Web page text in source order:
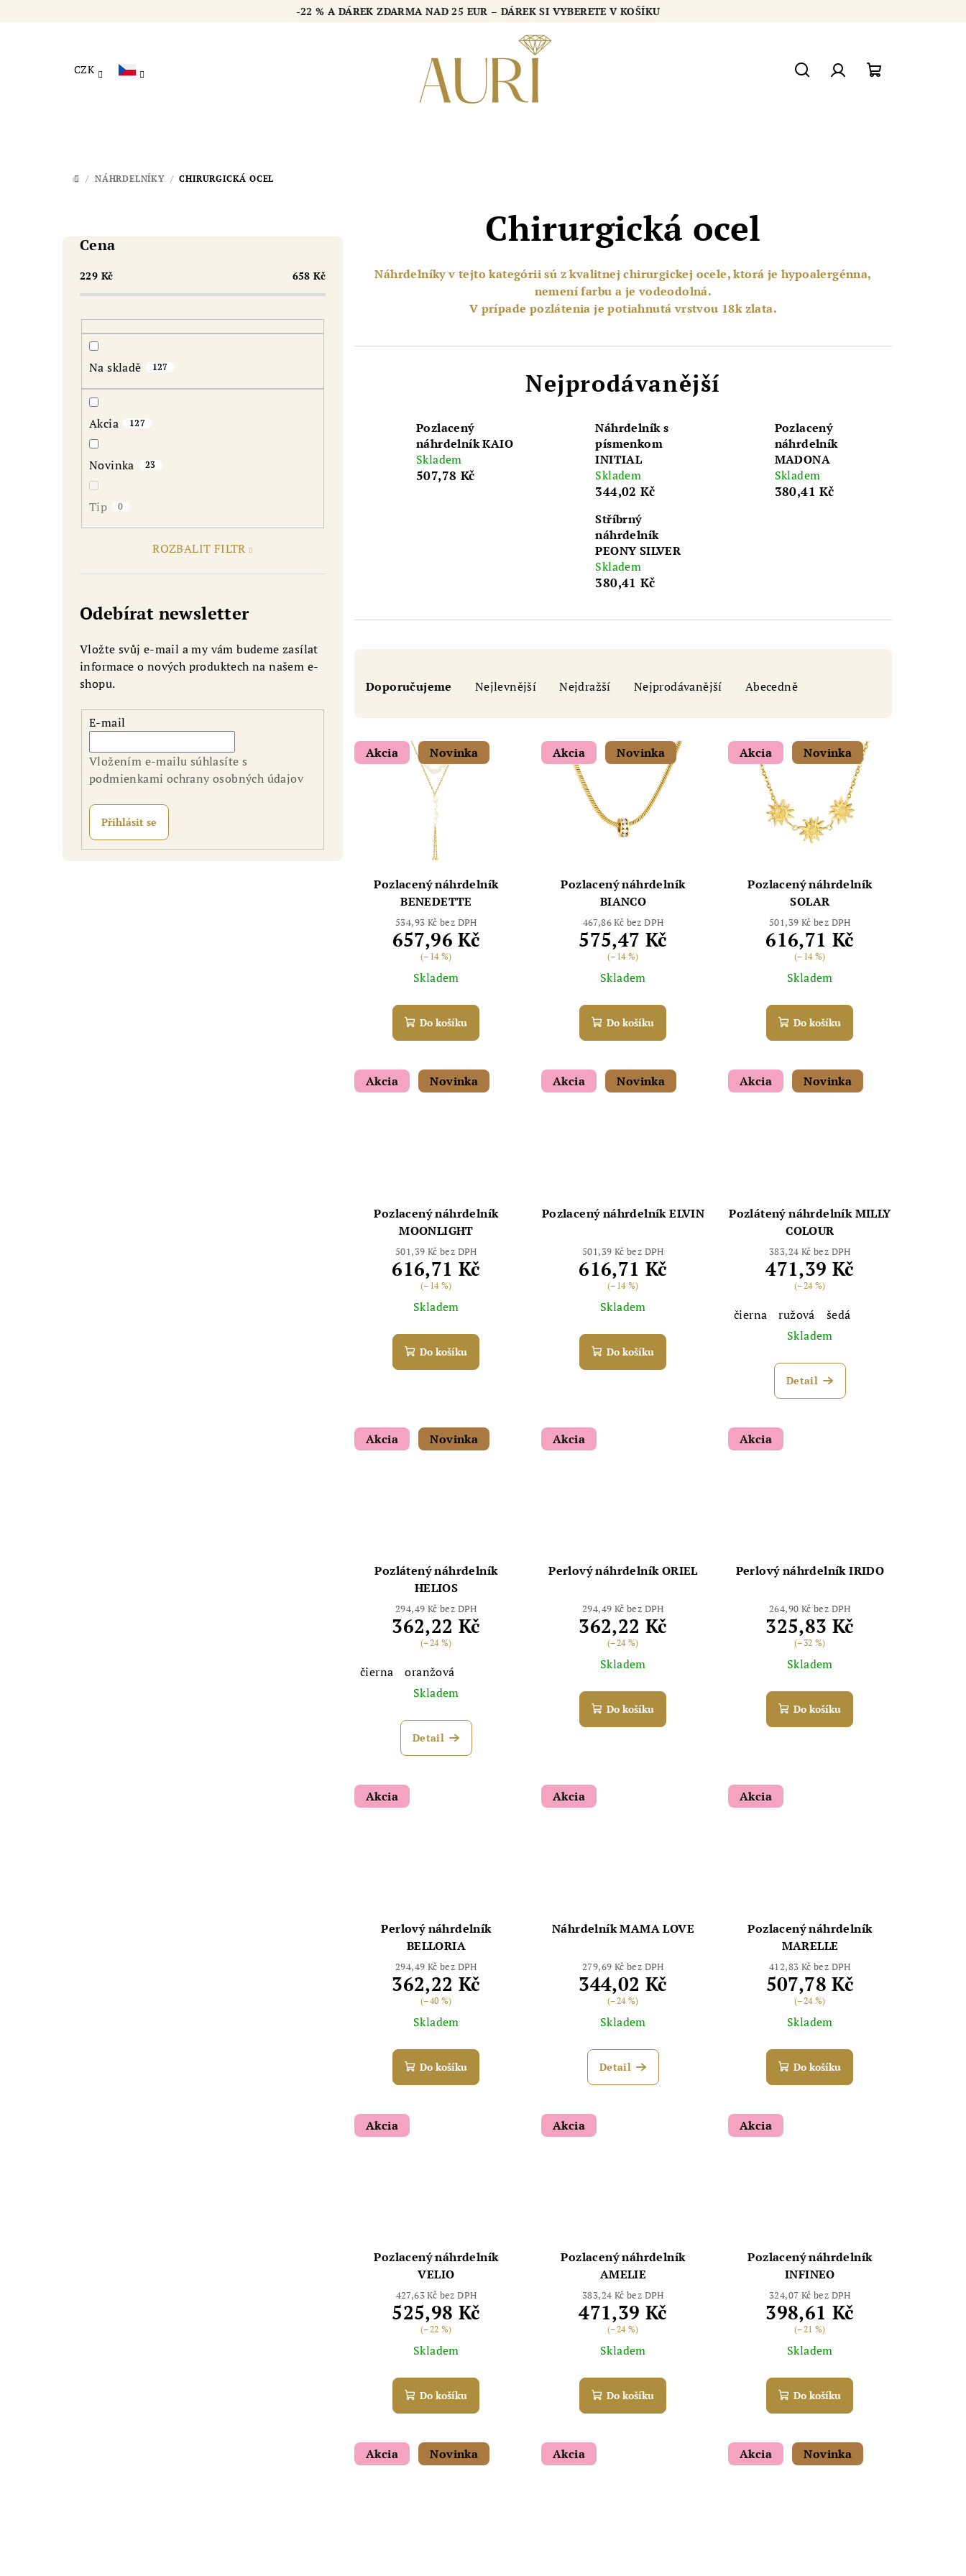
-22 % A DÁREK ZDARMA NAD 25 EUR – DÁREK SI VYBERETE V KOŠÍKU
CZK
DOMŮ
/ NÁHRDELNÍKY / CHIRURGICKÁ OCEL
Cena
229 Kč 658 Kč
Na skladě 127
Akcia 127
Novinka 23
Tip 0
ROZBALIT FILTR
Odebírat newsletter
Vložte svůj e-mail a my vám budeme zasílat
informace o nových produktech na našem e-
shopu.
E-mail
Vložením e-mailu súhlasíte s
podmienkami ochrany osobných údajov
Přihlásit se
Chirurgická ocel
Náhrdelníky v tejto kategórii sú z kvalitnej chirurgickej ocele, ktorá je hypoalergénna,
nemení farbu a je vodeodolná.
V prípade pozlátenia je potiahnutá vrstvou 18k zlata.
Nejprodávanější
Pozlacený
náhrdelník KAIO
Skladem
507,78 Kč
Náhrdelník s
písmenkom
INITIAL
Skladem
344,02 Kč
Pozlacený
náhrdelník
MADONA
Skladem
380,41 Kč
Stříbrný
náhrdelník
PEONY SILVER
Skladem
380,41 Kč
a
e
Doporučujeme Nejlevnější Nejdražší Nejprodávanější Abecedně
V
ý
ů
Akcia Novinka
Pozlacený náhrdelník
BENEDETTE
534,93 Kč bez DPH
657,96 Kč
(–14 %)
Skladem
Do košíku
Akcia Novinka
Pozlacený náhrdelník
BIANCO
467,86 Kč bez DPH
575,47 Kč
(–14 %)
Skladem
Do košíku
Akcia Novinka
Pozlacený náhrdelník
SOLAR
501,39 Kč bez DPH
616,71 Kč
(–14 %)
Skladem
Do košíku
Akcia Novinka
Pozlacený náhrdelník
MOONLIGHT
501,39 Kč bez DPH
616,71 Kč
(–14 %)
Skladem
Do košíku
Akcia Novinka
Pozlacený náhrdelník ELVIN
501,39 Kč bez DPH
616,71 Kč
(–14 %)
Skladem
Do košíku
Akcia Novinka
Pozlátený náhrdelník MILLY
COLOUR
383,24 Kč bez DPH
471,39 Kč
(–24 %)
čierna ružová
šedá
Skladem
Detail
Akcia Novinka
Pozlátený náhrdelník
HELIOS
294,49 Kč bez DPH
362,22 Kč
(–24 %)
čierna
oranžová
Skladem
Detail
Akcia
Perlový náhrdelník ORIEL
294,49 Kč bez DPH
362,22 Kč
(–24 %)
Skladem
Do košíku
Akcia
Perlový náhrdelník IRIDO
264,90 Kč bez DPH
325,83 Kč
(–32 %)
Skladem
Do košíku
Akcia
Perlový náhrdelník
BELLORIA
294,49 Kč bez DPH
362,22 Kč
(–40 %)
Skladem
Do košíku
Akcia
Náhrdelník MAMA LOVE
279,69 Kč bez DPH
344,02 Kč
(–24 %)
Skladem
Detail
Akcia
Pozlacený náhrdelník
MARELLE
412,83 Kč bez DPH
507,78 Kč
(–24 %)
Skladem
Do košíku
Akcia
Pozlacený náhrdelník
VELIO
427,63 Kč bez DPH
525,98 Kč
(–22 %)
Skladem
Do košíku
Akcia
Pozlacený náhrdelník
AMELIE
383,24 Kč bez DPH
471,39 Kč
(–24 %)
Skladem
Do košíku
Akcia
Pozlacený náhrdelník
INFINEO
324,07 Kč bez DPH
398,61 Kč
(–21 %)
Skladem
Do košíku
Akcia Novinka Akcia Akcia Novinka